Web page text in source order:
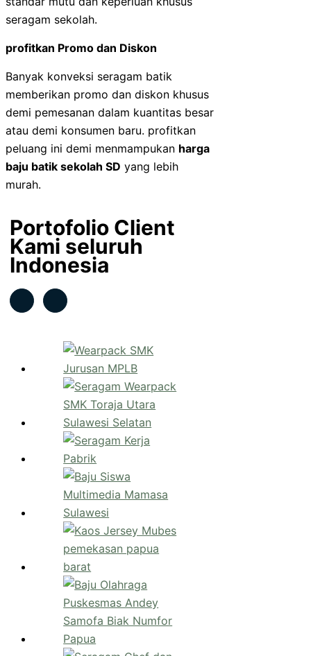
seragam sekolah.
profitkan Promo dan Diskon
Banyak konveksi seragam batik
memberikan promo dan diskon khusus
demi pemesanan dalam kuantitas besar
atau demi konsumen baru. profitkan
peluang ini demi menmampukan harga
baju batik sekolah SD yang lebih
murah.
Portofolio Client
Kami seluruh
Indonesia